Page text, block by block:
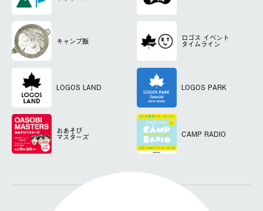
キャンプ飯 ロゴス イベント
タイムライン
LOGOS LAND LOGOS PARK
おあそび
マスターズ CAMP RADIO